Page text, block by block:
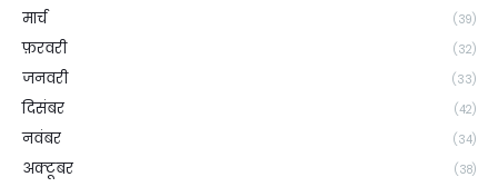
मार्च (39)
फ़रवरी (32)
जनवरी (33)
दिसंबर (42)
नवंबर (34)
अक्टूबर (38)